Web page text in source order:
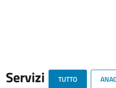
Servizi TUTTO